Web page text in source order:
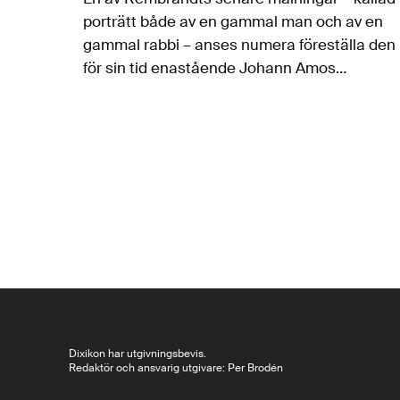
porträtt både av en gammal man och av en
gammal rabbi – anses numera föreställa den
för sin tid enastående Johann Amos
Dixikon har utgivningsbevis.
Redaktör och ansvarig utgivare: Per Brodén